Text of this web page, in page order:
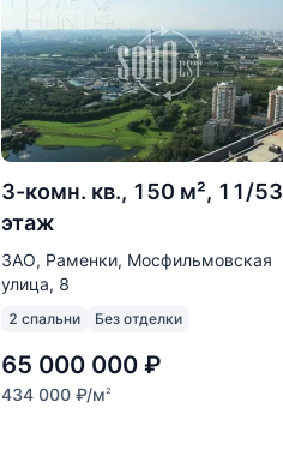
3-комн. кв., 150 м², 11/53
этаж
ЗАО, Раменки, Мосфильмовская
улица, 8
2 спальни Без отделки
65 000 000 ₽
434 000 ₽/м2